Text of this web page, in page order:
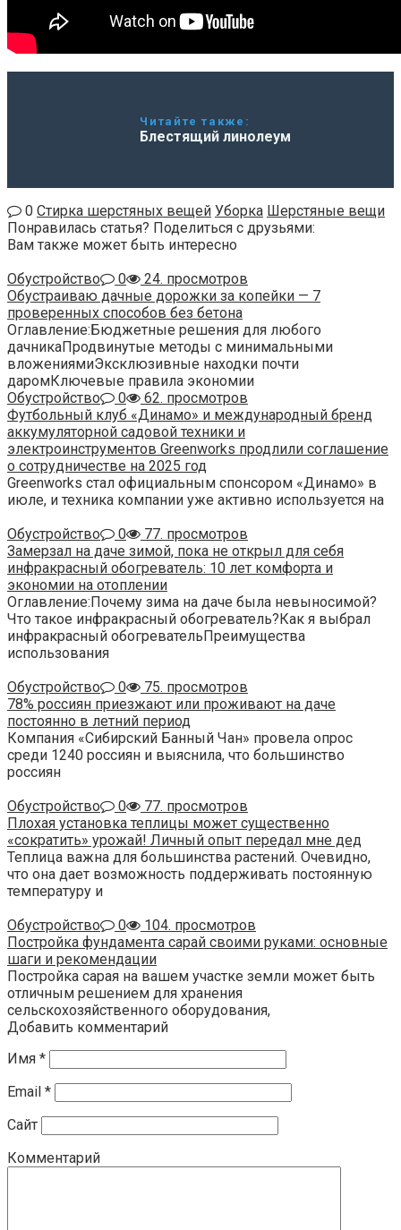
Читайте также:
Блестящий линолеум
0 Стирка шерстяных вещей Уборка Шерстяные вещи
Понравилась статья? Поделиться с друзьями:
Вам также может быть интересно
Обустройство
0
24. просмотров
Обустраиваю дачные дорожки за копейки — 7
проверенных способов без бетона
Оглавление:Бюджетные решения для любого
дачникаПродвинутые методы с минимальными
вложениямиЭксклюзивные находки почти
даромКлючевые правила экономии
Обустройство
0
62. просмотров
Футбольный клуб «Динамо» и международный бренд
аккумуляторной садовой техники и
электроинструментов Greenworks продлили соглашение
о сотрудничестве на 2025 год
Greenworks стал официальным спонсором «Динамо» в
июле, и техника компании уже активно используется на
Обустройство
0
77. просмотров
Замерзал на даче зимой, пока не открыл для себя
инфракрасный обогреватель: 10 лет комфорта и
экономии на отоплении
Оглавление:Почему зима на даче была невыносимой?
Что такое инфракрасный обогреватель?Как я выбрал
инфракрасный обогревательПреимущества
использования
Обустройство
0
75. просмотров
78% россиян приезжают или проживают на даче
постоянно в летний период
Компания «Сибирский Банный Чан» провела опрос
среди 1240 россиян и выяснила, что большинство
россиян
Обустройство
0
77. просмотров
Плохая установка теплицы может существенно
«сократить» урожай! Личный опыт передал мне дед
Теплица важна для большинства растений. Очевидно,
что она дает возможность поддерживать постоянную
температуру и
Обустройство
0
104. просмотров
Постройка фундамента сарай своими руками: основные
шаги и рекомендации
Постройка сарая на вашем участке земли может быть
отличным решением для хранения
сельскохозяйственного оборудования,
Добавить комментарий
Имя *
Email *
Сайт
Комментарий